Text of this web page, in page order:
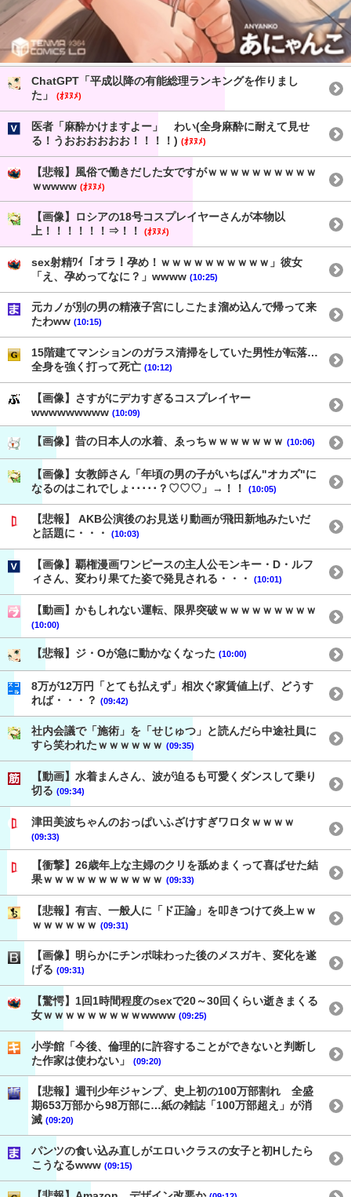
ChatGPT「平成以降の有能総理ランキングを作りまし
た」
(ｵﾇﾇﾒ)
医者「麻酔かけますよー」 わい(全身麻酔に耐えて見せ
る！うおおおおおお！！！！) (ｵﾇﾇﾒ)
【悲報】風俗で働きだした女ですがｗｗｗｗｗｗｗｗｗｗ
ｗwwww (ｵﾇﾇﾒ)
【画像】ロシアの18号コスプレイヤーさんが本物以
上！！！！！！⇒！！
(ｵﾇﾇﾒ)
sex射精ﾜｲ「オラ！孕め！ｗｗｗｗｗｗｗｗｗｗ」彼女
「え、孕めってなに？」wwww (10:25)
元カノが別の男の精液子宮にしこたま溜め込んで帰って来
たわww (10:15)
15階建てマンションのガラス清掃をしていた男性が転落…
全身を強く打って死亡 (10:12)
【画像】さすがにデカすぎるコスプレイヤー
wwwwwwwww (10:09)
【画像】昔の日本人の水着、ゑっちｗｗｗｗｗｗｗ (10:06)
【画像】女教師さん「年頃の男の子がいちばん"オカズ"に
なるのはこれでしょ･････？♡♡♡」→！！
(10:05)
【悲報】 AKB公演後のお見送り動画が飛田新地みたいだ
と話題に・・・
(10:03)
【画像】覇権漫画ワンピースの主人公モンキー・D・ルフ
ィさん、変わり果てた姿で発見される・・・
(10:01)
【動画】かもしれない運転、限界突破ｗｗｗｗｗｗｗｗｗ
(10:00)
【悲報】ジ・Oが急に動かなくなった (10:00)
8万が12万円「とても払えず」相次ぐ家賃値上げ、どうす
れば・・・？ (09:42)
社内会議で「施術」を「せじゅつ」と読んだら中途社員に
すら笑われたｗｗｗｗｗｗ (09:35)
【動画】水着まんさん、波が迫るも可愛くダンスして乗り
切る (09:34)
津田美波ちゃんのおっぱいふざけすぎワロタｗｗｗｗ
(09:33)
【衝撃】26歳年上な主婦のクリを舐めまくって喜ばせた結
果ｗｗｗｗｗｗｗｗｗｗｗ (09:33)
【悲報】有吉、一般人に「ド正論」を叩きつけて炎上ｗｗ
ｗｗｗｗｗｗ (09:31)
【画像】明らかにチンポ味わった後のメスガキ、変化を遂
げる (09:31)
【驚愕】1回1時間程度のsexで20～30回くらい逝きまくる
女ｗｗｗｗｗｗｗｗｗwwww (09:25)
小学館「今後、倫理的に許容することができないと判断し
た作家は使わない」
(09:20)
【悲報】週刊少年ジャンプ、史上初の100万部割れ 全盛
期653万部から98万部に…紙の雑誌「100万部超え」が消
滅 (09:20)
パンツの食い込み直しがエロいクラスの女子と初Hしたら
こうなるwww (09:15)